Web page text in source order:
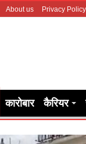
About us Privacy Policy
कारोबार कैरियर